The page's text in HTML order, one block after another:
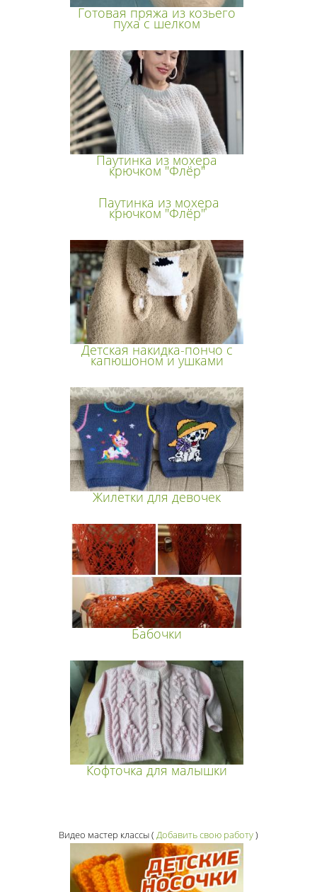
Готовая пряжа из козьего
пуха с шелком
Паутинка из мохера
крючком "Флёр"
Паутинка из мохера
крючком "Флёр"
Детская накидка-пончо с
капюшоном и ушками
Жилетки для девочек
Бабочки
Кофточка для малышки
Видео мастер классы( Добавить свою работу)